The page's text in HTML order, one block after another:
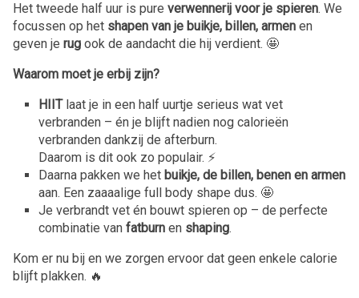
Het tweede half uur is pure verwennerij voor je spieren. We
focussen op het shapen van je buikje, billen, armen en
geven je rug ook de aandacht die hij verdient. 🤩
Waarom moet je erbij zijn?
HIITlaat je in een half uurtje serieus wat vet
verbranden – én je blijft nadien nog calorieën
verbranden dankzij de afterburn.
Daarom is dit ook zo populair. ⚡️
Daarna pakken we het buikje, de billen, benen en armen
aan. Een zaaaalige full body shape dus. 🤩
Je verbrandt vet én bouwt spieren op – de perfecte
combinatie van fatburn en shaping.
Kom er nu bij en we zorgen ervoor dat geen enkele calorie
blijft plakken. 🔥